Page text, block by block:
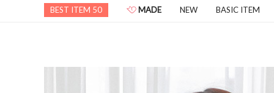
BEST ITEM 50 MADE NEW BASIC ITEM